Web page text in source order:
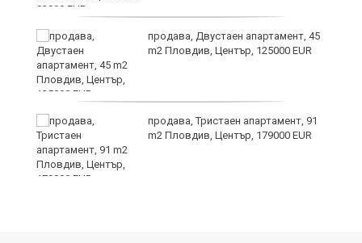
продава, Двустаен апартамент, 45
m2 Пловдив, Център, 125000 EUR
продава, Тристаен апартамент, 91
m2 Пловдив, Център, 179000 EUR